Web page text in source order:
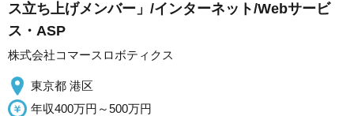
ス立ち上げメンバー」/インターネット/Webサービ
ス・ASP
株式会社コマースロボティクス
東京都 港区
年収400万円～500万円